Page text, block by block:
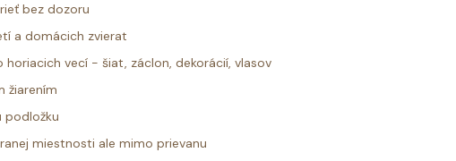
bez dozoru
a domácich zvierat
vecí - šiat, záclon, dekorácií, vlasov
žiarením
podložku
miestnosti ale mimo prievanu